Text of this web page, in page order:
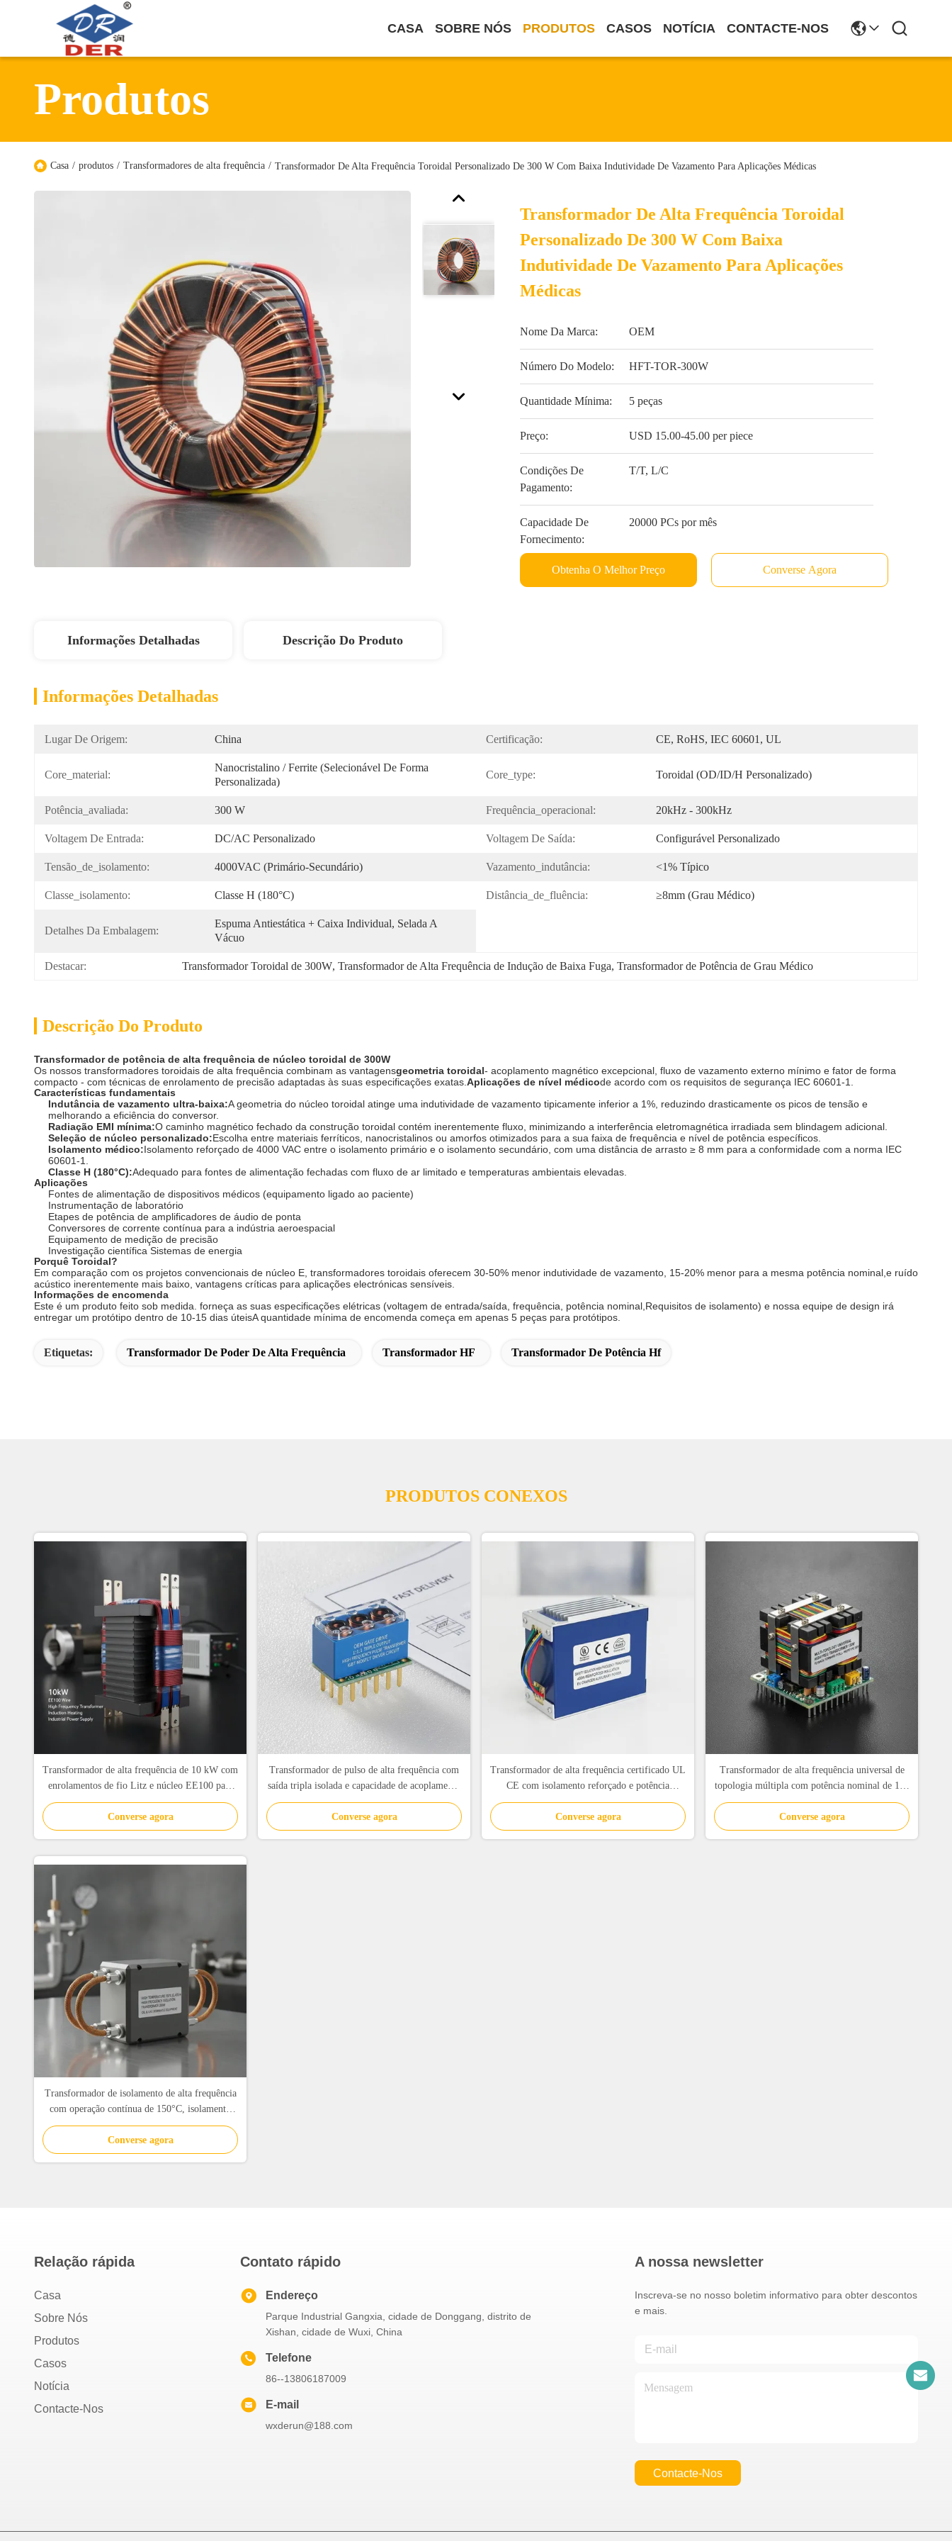
CASA SOBRE NÓS PRODUTOS CASOS NOTÍCIA CONTACTE-NOS
Produtos
Casa / produtos / Transformadores de alta frequência / Transformador De Alta Frequência Toroidal Personalizado De 300 W Com Baixa Indutividade De Vazamento Para Aplicações Médicas
Transformador De Alta Frequência Toroidal
Personalizado De 300 W Com Baixa
Indutividade De Vazamento Para Aplicações
Médicas
Nome Da Marca: OEM
Número Do Modelo: HFT-TOR-300W
Quantidade Mínima: 5 peças
Preço: USD 15.00-45.00 per piece
Condições De
Pagamento:
T/T, L/C
Capacidade De
Fornecimento:
20000 PCs por mês
Obtenha O Melhor Preço Converse Agora
Informações Detalhadas Descrição Do Produto
Informações Detalhadas
Lugar De Origem: China Certificação: CE, RoHS, IEC 60601, UL
Core_material:
Nanocristalino / Ferrite (selecionável De Forma
Personalizada)
Core_type: Toroidal (OD/ID/H Personalizado)
Potência_avaliada: 300 W Frequência_operacional: 20kHz - 300kHz
Voltagem De Entrada: DC/AC Personalizado Voltagem De Saída: Configurável Personalizado
Tensão_de_isolamento: 4000VAC (primário-Secundário) Vazamento_indutância: <1% Típico
Classe_isolamento: Classe H (180°C) Distância_de_fluência: ≥8mm (grau Médico)
Detalhes Da Embalagem:
Espuma Antiestática + Caixa Individual, Selada A
Vácuo
Destacar: Transformador Toroidal de 300W, Transformador de Alta Frequência de Indução de Baixa Fuga, Transformador de Potência de Grau Médico
Descrição Do Produto
Transformador de potência de alta frequência de núcleo toroidal de 300W
Os nossos transformadores toroidais de alta frequência combinam as vantagensgeometria toroidal- acoplamento magnético excepcional, fluxo de vazamento externo mínimo e fator de forma
compacto - com técnicas de enrolamento de precisão adaptadas às suas especificações exatas. Aplicações de nível médicode acordo com os requisitos de segurança IEC 60601-1.
Características fundamentais
Indutância de vazamento ultra-baixa:A geometria do núcleo toroidal atinge uma indutividade de vazamento tipicamente inferior a 1%, reduzindo drasticamente os picos de tensão e
melhorando a eficiência do conversor.
Radiação EMI mínima:O caminho magnético fechado da construção toroidal contém inerentemente fluxo, minimizando a interferência eletromagnética irradiada sem blindagem adicional.
Seleção de núcleo personalizado:Escolha entre materiais ferríticos, nanocristalinos ou amorfos otimizados para a sua faixa de frequência e nível de potência específicos.
Isolamento médico:Isolamento reforçado de 4000 VAC entre o isolamento primário e o isolamento secundário, com uma distância de arrasto ≥ 8 mm para a conformidade com a norma IEC
60601-1.
Classe H (180°C):Adequado para fontes de alimentação fechadas com fluxo de ar limitado e temperaturas ambientais elevadas.
Aplicações
Fontes de alimentação de dispositivos médicos (equipamento ligado ao paciente)
Instrumentação de laboratório
Etapes de potência de amplificadores de áudio de ponta
Conversores de corrente contínua para a indústria aeroespacial
Equipamento de medição de precisão
Investigação científica Sistemas de energia
Porquê Toroidal?
Em comparação com os projetos convencionais de núcleo E, transformadores toroidais oferecem 30-50% menor indutividade de vazamento, 15-20% menor para a mesma potência nominal,e ruído
acústico inerentemente mais baixo, vantagens críticas para aplicações electrónicas sensíveis.
Informações de encomenda
Este é um produto feito sob medida. forneça as suas especificações elétricas (voltagem de entrada/saída, frequência, potência nominal,Requisitos de isolamento) e nossa equipe de design irá
entregar um protótipo dentro de 10-15 dias úteisA quantidade mínima de encomenda começa em apenas 5 peças para protótipos.
Etiquetas: Transformador De Poder De Alta Frequência Transformador HF Transformador De Potência Hf
PRODUTOS CONEXOS
Transformador de alta frequência de 10 kW com
enrolamentos de fio Litz e núcleo EE100 para
alimentação industrial
Converse agora
Transformador de pulso de alta frequência com
saída tripla isolada e capacidade de acoplamento
ultra-baixa
Converse agora
Transformador de alta frequência certificado UL
CE com isolamento reforçado e potência
nominal de 400 W para carregadores de veículos
elétricos
Converse agora
Transformador de alta frequência universal de
topologia múltipla com potência nominal de 150
W e núcleo de ferrita PC40
Converse agora
Transformador de isolamento de alta frequência
com operação contínua de 150°C, isolamento
classe H (180°C) e isolamento de 3000 VCA
para equipamentos de fundo de poço de petróleo
e gás
Converse agora
Relação rápida
Casa
Sobre Nós
Produtos
Casos
Notícia
Contacte-Nos
Contato rápido
Endereço
Parque Industrial Gangxia, cidade de Donggang, distrito de
Xishan, cidade de Wuxi, China
Telefone
86--13806187009
E-mail
wxderun@188.com
A nossa newsletter
Inscreva-se no nosso boletim informativo para obter descontos
e mais.
Contacte-Nos